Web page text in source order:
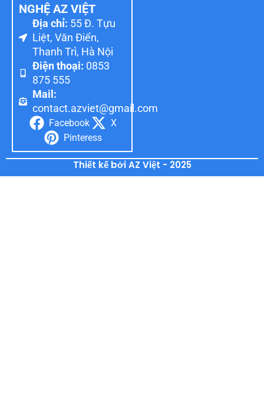
NGHỆ AZ VIỆT
Địa chỉ: 55 Đ. Tựu
Liệt, Văn Điển,
Thanh Trì, Hà Nội
Điện thoại: 0853
875 555
Mail:
contact.azviet@gmail.com
Facebook
X
Pinteress
Thiết kế bởi AZ Việt - 2025